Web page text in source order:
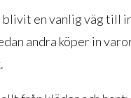
blivit en vanlig väg till
andra köper in